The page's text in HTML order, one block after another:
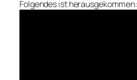
Folgendes ist herausgekommen: